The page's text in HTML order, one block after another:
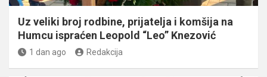
Uz veliki broj rodbine, prijatelja i komšija na
Humcu ispraćen Leopold “Leo” Knezović
1 dan ago Redakcija